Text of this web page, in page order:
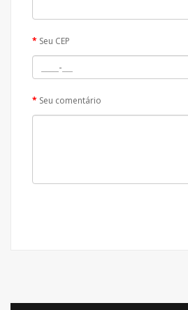
Seu CEP
Seu comentário